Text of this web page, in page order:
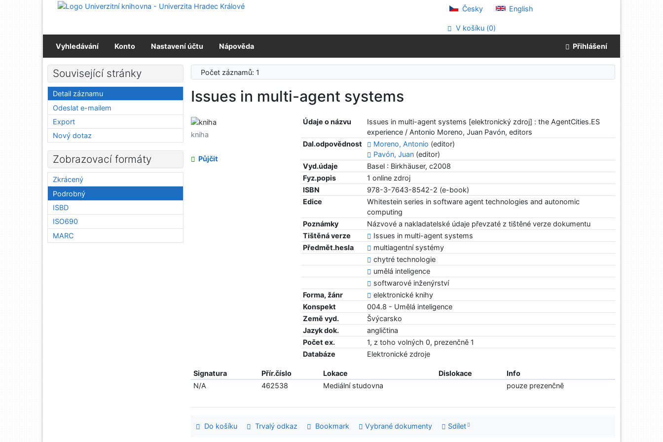
Přejít na obsah
Česky English
V košíku (0)
Vyhledávání Konto Nastavení účtu Nápověda Přihlášení
Počet záznamů: 1
Issues in multi-agent systems
Údaje o názvu
Issues in multi-agent systems [elektronický zdroj] : the AgentCities.ES
experience / Antonio Moreno, Juan Pavón, editors
Dal.odpovědnost
Moreno, Antonio (editor)
Pavón, Juan (editor)
Vyd.údaje
Basel : Birkhäuser, c2008
Fyz.popis
1 online zdroj
ISBN
978-3-7643-8542-2 (e-book)
Edice
Whitestein series in software agent technologies and autonomic
computing
Poznámky
Názvové a nakladatelské údaje převzaté z tištěné verze dokumentu
Tištěná verze
Issues in multi-agent systems
Předmět.hesla
multiagentní systémy
chytré technologie
umělá inteligence
softwarové inženýrství
Forma, žánr
elektronické knihy
Konspekt
004.8 - Umělá inteligence
Země vyd.
Švýcarsko
Jazyk dok.
angličtina
Počet ex.
1, z toho volných 0, prezenčně 1
Databáze
Elektronické zdroje
kniha
Půjčit
Signatura Přír.číslo Lokace Dislokace
Info
N/A
462538 Mediální studovna pouze prezenčně
Do košíku Trvalý odkaz Bookmark Vybrané dokumenty Sdílet
Související stránky
Detail záznamu
Odeslat e-mailem
Export
Nový dotaz
Zobrazovací formáty
Zkrácený
Podrobný
ISBD
ISO690
MARC